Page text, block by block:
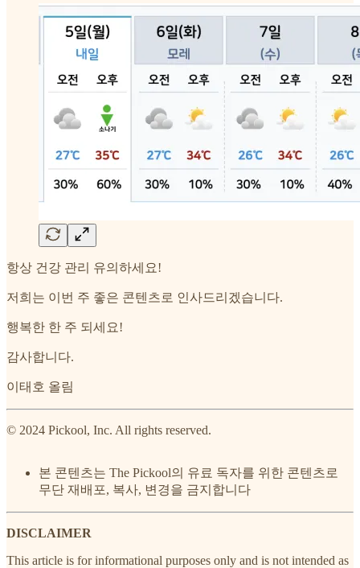
항상 건강 관리 유의하세요!
저희는 이번 주 좋은 콘텐츠로 인사드리겠습니다.
행복한 한 주 되세요!
감사합니다.
이태호 올림
© 2024 Pickool, Inc. All rights reserved.
본 콘텐츠는 The Pickool의 유료 독자를 위한 콘텐츠로
무단 재배포, 복사, 변경을 금지합니다
DISCLAIMER
This article is for informational purposes only and is not intended as